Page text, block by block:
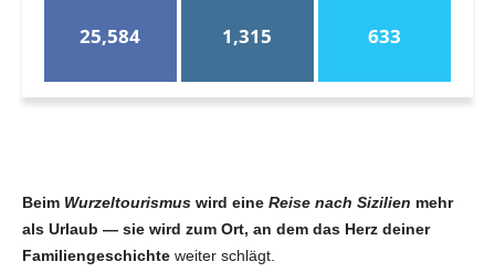
25,584 1,315 633
Beim Wurzeltourismus wird eine Reise nach Sizilien mehr
als Urlaub — sie wird zum Ort, an dem das Herz deiner
Familiengeschichte weiter schlägt.